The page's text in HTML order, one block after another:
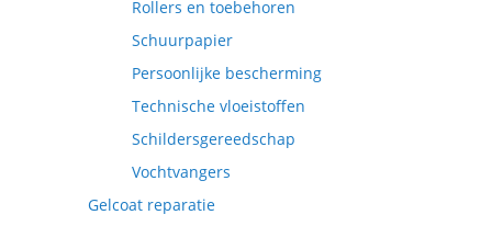
Rollers en toebehoren
Schuurpapier
Persoonlijke bescherming
Technische vloeistoffen
Schildersgereedschap
Vochtvangers
Gelcoat reparatie